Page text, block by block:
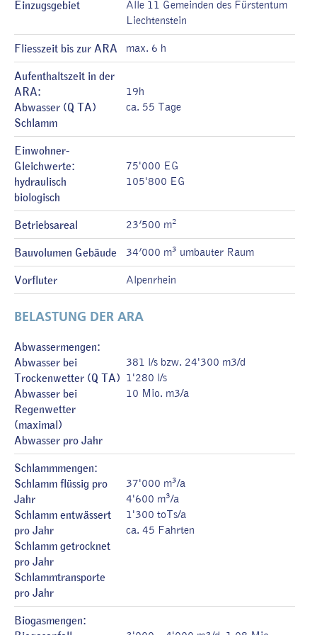
Einzugsgebiet
Alle 11 Gemeinden des Fürstentum
Liechtenstein
Fliesszeit bis zur ARA max. 6 h
Aufenthaltszeit in der
ARA:
Abwasser (Q TA)
Schlamm
19h
ca. 55 Tage
Einwohner-
Gleichwerte:
hydraulisch
biologisch
75'000 EG
105'800 EG
Betriebsareal 23’500 m2
Bauvolumen Gebäude 34’000 m3 umbauter Raum
Vorfluter Alpenrhein
BELASTUNG DER ARA
Abwassermengen:
Abwasser bei
Trockenwetter (Q TA)
Abwasser bei
Regenwetter
(maximal)
Abwasser pro Jahr
381 l/s bzw. 24'300 m3/d
1'280 l/s
10 Mio. m3/a
Schlammmengen:
Schlamm flüssig pro
Jahr
Schlamm entwässert
pro Jahr
Schlamm getrocknet
pro Jahr
Schlammtransporte
pro Jahr
37'000 m3/a
4'600 m3/a
1'300 toTs/a
ca. 45 Fahrten
Biogasmengen: